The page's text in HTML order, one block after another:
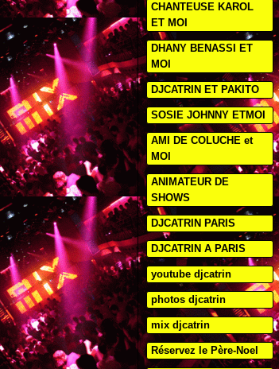
CHANTEUSE KAROL
ET MOI
DHANY BENASSI ET
MOI
DJCATRIN ET PAKITO
SOSIE JOHNNY ETMOI
AMI DE COLUCHE et
MOI
ANIMATEUR DE
SHOWS
DJCATRIN PARIS
DJCATRIN A PARIS
youtube djcatrin
photos djcatrin
mix djcatrin
Réservez le Père-Noel